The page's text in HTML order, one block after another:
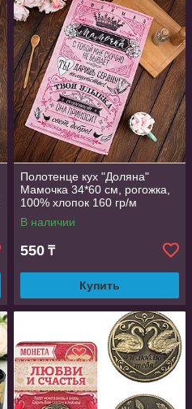
Полотенце кух "Доляна"
Мамочка 34*60 см, рогожка,
100% хлопок 160 гр/м
В наличии
550 ₸
Купить